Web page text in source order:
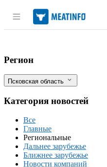
Раздел
Партия баранины
Фильтры
Регион
Псковская область
Категория новостей
Все
Главные
Региональные
Дальнее зарубежье
Ближнее зарубежье
Новости компаний